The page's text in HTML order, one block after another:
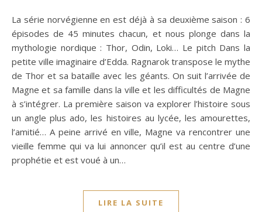
La série norvégienne en est déjà à sa deuxième saison : 6
épisodes de 45 minutes chacun, et nous plonge dans la
mythologie nordique : Thor, Odin, Loki… Le pitch Dans la
petite ville imaginaire d’Edda. Ragnarok transpose le mythe
de Thor et sa bataille avec les géants. On suit l’arrivée de
Magne et sa famille dans la ville et les difficultés de Magne
à s’intégrer. La première saison va explorer l’histoire sous
un angle plus ado, les histoires au lycée, les amourettes,
l’amitié… A peine arrivé en ville, Magne va rencontrer une
vieille femme qui va lui annoncer qu’il est au centre d’une
prophétie et est voué à un…
LIRE LA SUITE